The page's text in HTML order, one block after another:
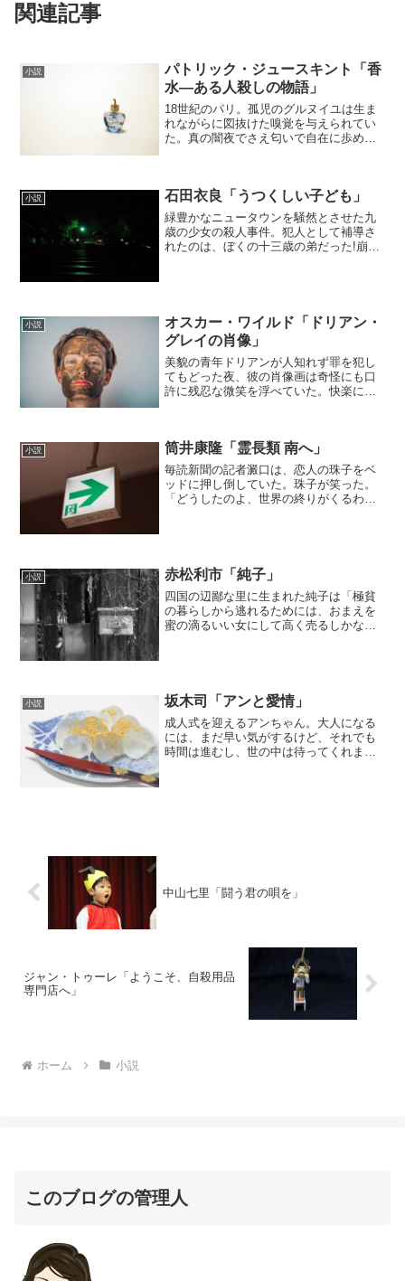
関連記事
小説
パトリック・ジュースキント「香
水―ある人殺しの物語」
18世紀のパリ。孤児のグルヌイユは生ま
れながらに図抜けた嗅覚を与えられてい
た。真の闇夜でさえ匂いで自在に歩め
る。この匂いをわがものに...
小説 石田衣良「うつくしい子ども」
緑豊かなニュータウンを騒然とさせた九
歳の少女の殺人事件。犯人として補導さ
れたのは、ぼくの十三歳の弟だった!崩壊
小説
オスカー・ワイルド「ドリアン・
グレイの肖像」
美貌の青年ドリアンが人知れず罪を犯し
てもどった夜、彼の肖像画は奇怪にも口
許に残忍な微笑を浮べていた。快楽にふ
い姿に変貌する魂との対比を...
小説 筒井康隆「霊長類 南へ」
毎読新聞の記者澱口は、恋人の珠子をベ
ッドに押し倒していた。珠子が笑った。
「どうしたのよ、世界の終りがくるわけ
小説 赤松利市「純子」
四国の辺鄙な里に生まれた純子は「極貧
の暮らしから逃れるためには、おまえを
蜜の滴るいい女にして高く売るしかない
小説 坂木司「アンと愛情」
成人式を迎えるアンちゃん。大人になる
には、まだ早い気がするけど、それでも
時間は進むし、世の中は待ってくれませ
中山七里「闘う君の唄を」
ジャン・トゥーレ「ようこそ、自殺用品
専門店へ」
ホーム 小説
このブログの管理人